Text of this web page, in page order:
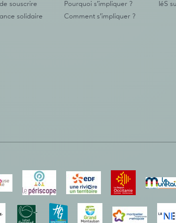
souscrire
solidaire
Pourquoi s’impliquer ?
Comment s’impliquer ?
IéS